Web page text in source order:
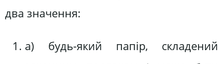
два значення:
a) будь-який папір, складений